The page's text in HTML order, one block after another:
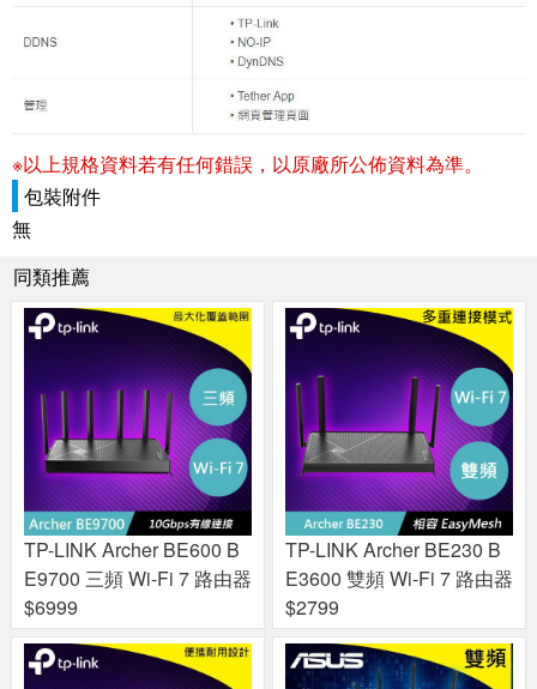
※以上規格資料若有任何錯誤，以原廠所公佈資料為準。
包裝附件
無
同類推薦
TP-LINK Archer BE600 B
E9700 三頻 Wi-Fi 7 路由器
$6999
TP-LINK Archer BE230 B
E3600 雙頻 Wi-Fi 7 路由器
$2799